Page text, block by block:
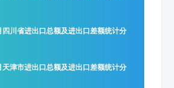
川省进出口总额及进出口差额统计分
津市进出口总额及进出口差额统计分